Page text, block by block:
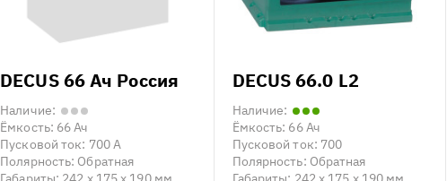
DECUS 66 Ач Россия
Наличие:
Ёмкость: 66 Ач
Пусковой ток: 700 А
Полярность: Обратная
DECUS 66.0 L2
Наличие:
Ёмкость: 66 Ач
Пусковой ток: 700
Полярность: Обратная